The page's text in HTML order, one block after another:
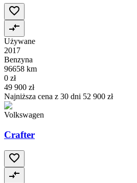
Używane
2017
Benzyna
96658 km
0 zł
49 900 zł
Najniższa cena z 30 dni 52 900 zł
Volkswagen
Crafter